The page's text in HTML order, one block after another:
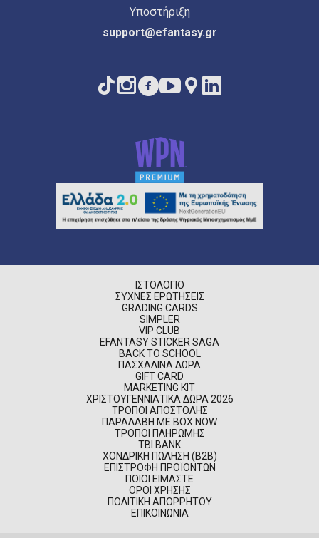
Υποστήριξη
support@efantasy.gr
ΙΣΤΟΛΌΓΙΟ
ΣΥΧΝΈΣ ΕΡΩΤΉΣΕΙΣ
GRADING CARDS
SIMPLER
VIP CLUB
EFANTASY STICKER SAGA
BACK TO SCHOOL
ΠΑΣΧΑΛΙΝΆ ΔΏΡΑ
GIFT CARD
MARKETING KIT
ΧΡΙΣΤΟΥΓΕΝΝΙΆΤΙΚΑ ΔΏΡΑ 2026
ΤΡΌΠΟΙ ΑΠΟΣΤΟΛΉΣ
ΠΑΡΑΛΑΒΉ ΜΕ BOX NOW
ΤΡΌΠΟΙ ΠΛΗΡΩΜΉΣ
TBI BANK
ΧΟΝΔΡΙΚΉ ΠΏΛΗΣΗ (B2B)
ΕΠΙΣΤΡΟΦΉ ΠΡΟΪΌΝΤΩΝ
ΠΟΙΟΊ ΕΊΜΑΣΤΕ
ΌΡΟΙ ΧΡΉΣΗΣ
ΠΟΛΙΤΙΚΉ ΑΠΟΡΡΉΤΟΥ
ΕΠΙΚΟΙΝΩΝΊΑ